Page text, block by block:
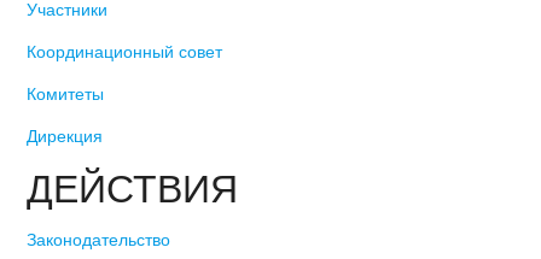
Участники
Координационный совет
Комитеты
Дирекция
ДЕЙСТВИЯ
Законодательство